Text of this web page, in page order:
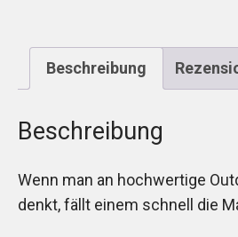
Beschreibung
Beschreibung
Wenn man an hochwertige
denkt, fällt einem schnell die